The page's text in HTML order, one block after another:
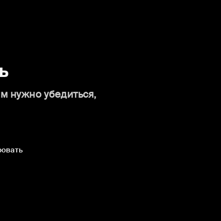
нужно убедиться,